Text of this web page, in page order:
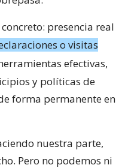
presencia real
o visitas
efectivas,
y políticas de
forma permanente en
nuestra parte,
Pero no podemos ni